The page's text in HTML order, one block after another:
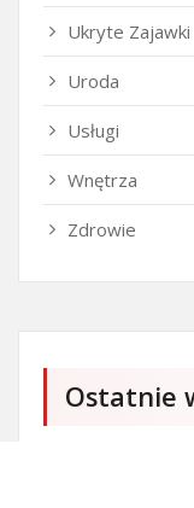
Ukryte Zajawki
Uroda
Usługi
Wnętrza
Zdrowie
Ostatnie